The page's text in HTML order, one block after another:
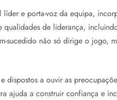
e porta-voz da equipa,
qualidades de liderança,
sucedido não só dirige o jogo,
dispostos a ouvir as
ajuda a construir confiança e